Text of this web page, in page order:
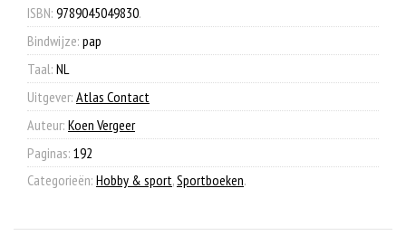
€ 15,00.
ISBN: 9789045049830.
Bindwijze: pap
Taal: NL
Uitgever: Atlas Contact
Auteur: Koen Vergeer
Paginas: 192
Categorieën: Hobby & sport,Sportboeken.